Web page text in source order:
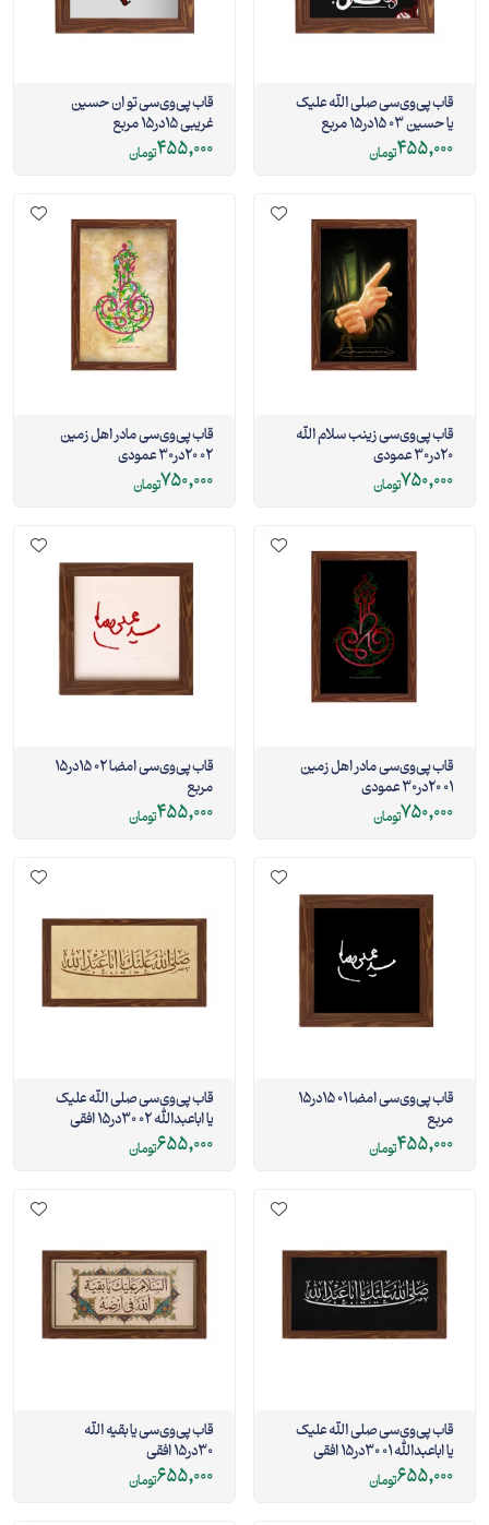
قاب پی‌وی‌سی صلی الله علیک
یا حسین 03 15در15 مربع
455,000تومان
قاب پی‌وی‌سی تو ان حسین
غریبی 15در15 مربع
455,000تومان
قاب پی‌وی‌سی زینب سلام الله
20در30 عمودی
750,000تومان
قاب پی‌وی‌سی مادر اهل زمین
02 20در30 عمودی
750,000تومان
قاب پی‌وی‌سی مادر اهل زمین
01 20در30 عمودی
750,000تومان
قاب پی‌وی‌سی امضا 02 15در15
مربع
455,000تومان
قاب پی‌وی‌سی امضا 01 15در15
مربع
455,000تومان
قاب پی‌وی‌سی صلی الله علیک
یا اباعبدالله 02 30در15 افقی
655,000تومان
قاب پی‌وی‌سی صلی الله علیک
یا اباعبدالله 01 30در15 افقی
655,000تومان
قاب پی‌وی‌سی یا بقیه الله
30در15 افقی
655,000تومان